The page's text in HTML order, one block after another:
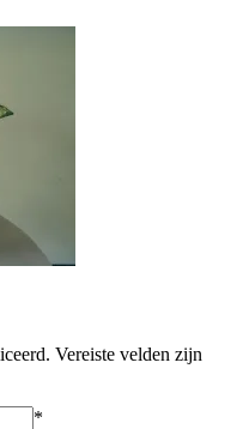
Vereiste velden zijn
*